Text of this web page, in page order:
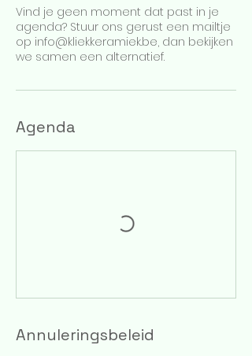
Vind je geen moment dat past in je
agenda? Stuur ons gerust een mailtje
op info@kliekkeramiek.be, dan bekijken
we samen een alternatief.
Agenda
Annuleringsbeleid